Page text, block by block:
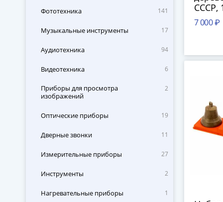
Фототехника 141
Музыкальные инструменты 17
Аудиотехника 94
Видеотехника 6
Приборы для просмотра
изображений
2
Оптические приборы 19
Дверные звонки 11
Измерительные приборы 27
Инструменты 2
Нагревательные приборы 1
СССР,
7 000 ₽